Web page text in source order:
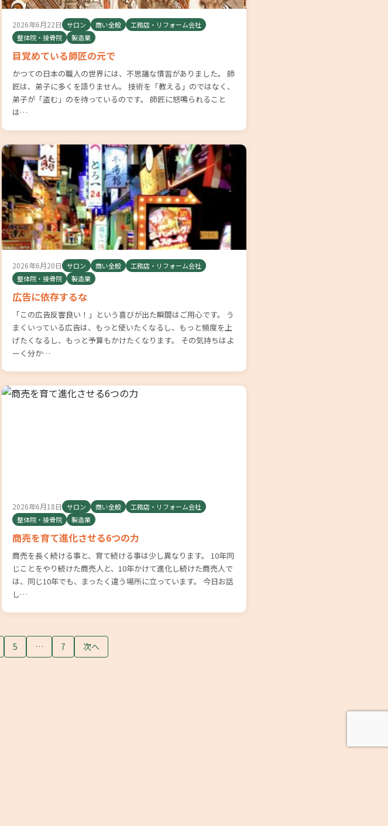
2026年6月22日 サロン 商い全般
工務店・リフォーム会社
整体院・接骨院
製造業
目覚めている師匠の元で
かつての日本の職人の世界には、不思議な慣習がありました。 師
匠は、弟子に多くを語りません。 技術を「教える」のではなく、
弟子が「盗む」のを待っているのです。 師匠に怒鳴られること
は…
2026年6月20日 サロン 商い全般
工務店・リフォーム会社
整体院・接骨院
製造業
広告に依存するな
「この広告反響良い！」という喜びが出た瞬間はご用心です。 う
まくいっている広告は、もっと使いたくなるし、もっと頻度を上
げたくなるし、もっと予算もかけたくなります。 その気持ちはよ
ーく分か…
2026年6月18日 サロン 商い全般
工務店・リフォーム会社
整体院・接骨院
製造業
商売を育て進化させる6つの力
商売を長く続ける事と、育て続ける事は少し異なります。 10年同
じことをやり続けた商売人と、10年かけて進化し続けた商売人で
は、同じ10年でも、まったく違う場所に立っています。 今日お話
し…
5 … 7 次へ